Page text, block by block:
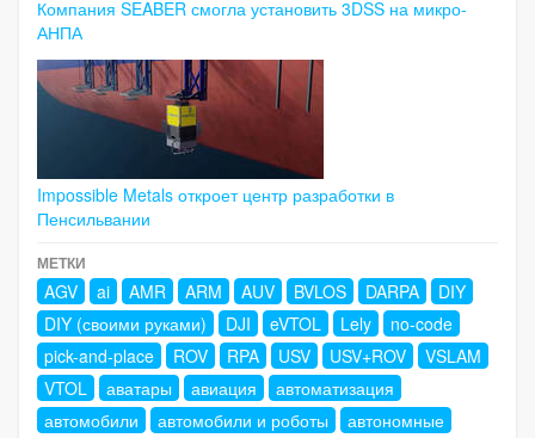
Компания SEABER смогла установить 3DSS на микро-
АНПА
Impossible Metals откроет центр разработки в
Пенсильвании
МЕТКИ
AGV ai AMR ARM AUV BVLOS DARPA
DIY
DIY (своими руками)
DJI eVTOL Lely
no-code
pick-and-place
ROV RPA USV USV+ROV
VSLAM
VTOL
аватары авиация
автоматизация
автомобили
автомобили и роботы
автономные